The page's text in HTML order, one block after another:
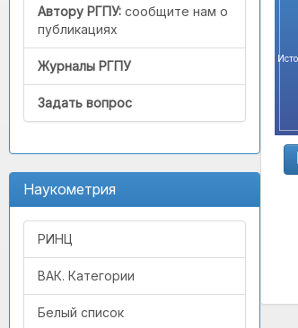
Автору РГПУ: сообщите нам о
публикациях
Журналы РГПУ
Задать вопрос
Наукометрия
РИНЦ
ВАК. Категории
Белый список